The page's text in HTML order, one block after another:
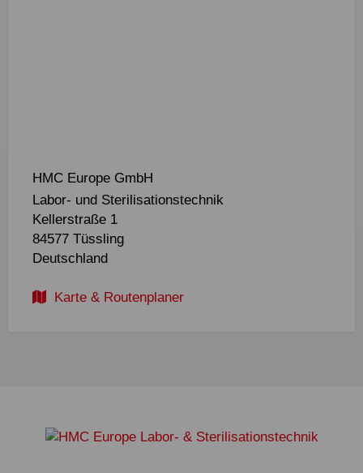
HMC Europe GmbH
Labor- und Sterilisationstechnik
Kellerstraße 1
84577 Tüssling
Deutschland
Karte & Routenplaner